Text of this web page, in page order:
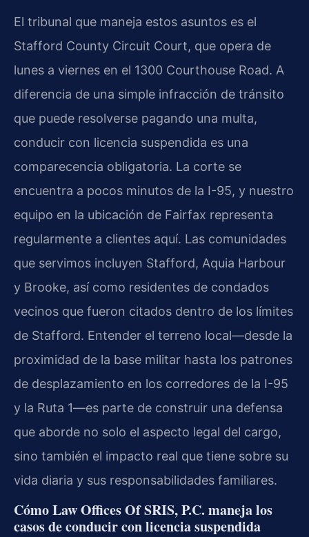
El tribunal que maneja estos asuntos es el
Stafford County Circuit Court, que opera de
lunes a viernes en el 1300 Courthouse Road. A
diferencia de una simple infracción de tránsito
que puede resolverse pagando una multa,
conducir con licencia suspendida es una
comparecencia obligatoria. La corte se
encuentra a pocos minutos de la I-95, y nuestro
equipo en la ubicación de Fairfax representa
regularmente a clientes aquí. Las comunidades
que servimos incluyen Stafford, Aquia Harbour
y Brooke, así como residentes de condados
vecinos que fueron citados dentro de los límites
de Stafford. Entender el terreno local—desde la
proximidad de la base militar hasta los patrones
de desplazamiento en los corredores de la I-95
y la Ruta 1—es parte de construir una defensa
que aborde no solo el aspecto legal del cargo,
sino también el impacto real que tiene sobre su
vida diaria y sus responsabilidades familiares.
Cómo Law Offices Of SRIS, P.C. maneja los
casos de conducir con licencia suspendida